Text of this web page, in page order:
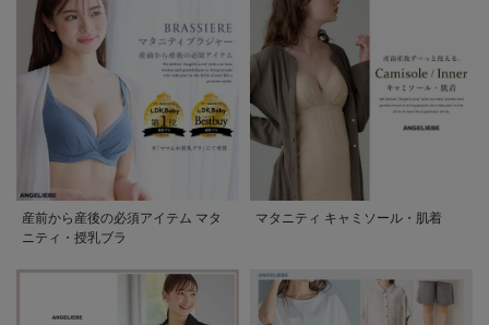
産前から産後の必須アイテム マタ
ニティ・授乳ブラ
マタニティ キャミソール・肌着